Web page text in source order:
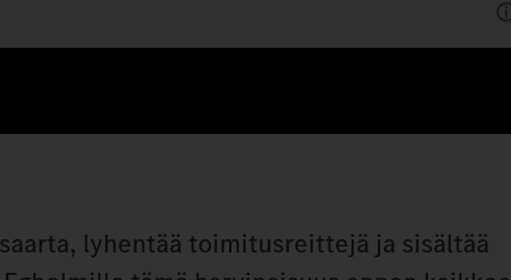
lyhentää toimitusreittejä ja sisältää